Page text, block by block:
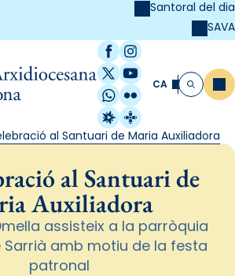
Santoral del dia
SAVA
Facebook
Instagram
X / Twitter
YouTube
WhatsApp
Flickr
Radio Estel
Catalunya
CA Cerca
al Santuari de Maria Auxiliadora
al Santuari de
Auxiliadora
assisteix a la parròquia
Sarrià amb motiu de la festa
patronal